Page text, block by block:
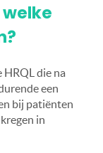
die na
een
bij patiënten
in